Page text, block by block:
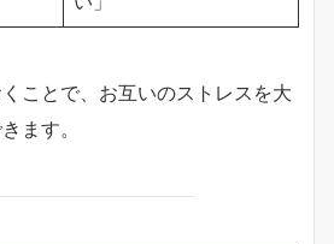
ことで、お互いのストレスを大
ます。